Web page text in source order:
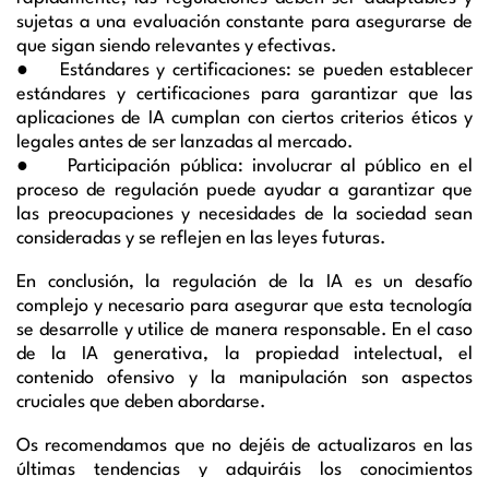
sujetas a una evaluación constante para asegurarse de
que sigan siendo relevantes y efectivas.
● Estándares y certificaciones: se pueden establecer
estándares y certificaciones para garantizar que las
aplicaciones de IA cumplan con ciertos criterios éticos y
legales antes de ser lanzadas al mercado.
● Participación pública: involucrar al público en el
proceso de regulación puede ayudar a garantizar que
las preocupaciones y necesidades de la sociedad sean
consideradas y se reflejen en las leyes futuras.
En conclusión, la regulación de la IA es un desafío
complejo y necesario para asegurar que esta tecnología
se desarrolle y utilice de manera responsable. En el caso
de la IA generativa, la propiedad intelectual, el
contenido ofensivo y la manipulación son aspectos
cruciales que deben abordarse.
Os recomendamos que no dejéis de actualizaros en las
últimas tendencias y adquiráis los conocimientos